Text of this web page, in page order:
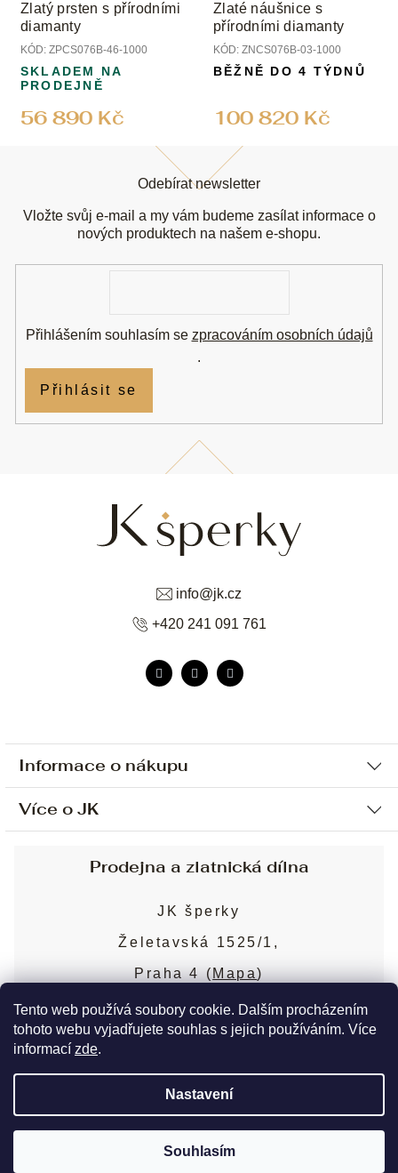
Tento web používá soubory cookie. Dalším procházením
tohoto webu vyjadřujete souhlas s jejich používáním. Více
informací zde.
Nastavení
Souhlasím
Zlatý prsten s přírodními
diamanty
KÓD: ZPCS076B-46-1000
56 890 Kč
SKLADEM NA
PRODEJNĚ
Zlaté náušnice s
přírodními diamanty
KÓD: ZNCS076B-03-1000
100 820 Kč
BĚŽNĚ DO 4 TÝDNŮ
Informace o nákupu
Ochrana osobních údajů
Sjednání osobní schůzky
Obchodní podmínky
Puncovní značky
Více o JK
Blog
Nejčastější dotazy
info@jk.cz
+420 241 091 761
Odebírat newsletter
Vložte svůj e-mail a my vám budeme zasílat informace o
nových produktech na našem e-shopu.
Přihlášením souhlasím se zpracováním osobních údajů
.
Přihlásit se
Prodejna a zlatnická dílna
JK šperky
Želetavská 1525/1,
Praha 4 (Mapa)
Více o prodejně
Copyright 2026JK šperky. Všechna práva
Upravit nastavení cookies
Vytvořil Shoptet Premium